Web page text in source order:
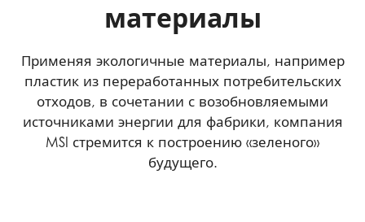
материалы
Применяя экологичные материалы, например
пластик из переработанных потребительских
отходов, в сочетании с возобновляемыми
источниками энергии для фабрики, компания
MSI стремится к построению «зеленого»
будущего.